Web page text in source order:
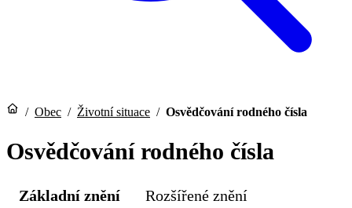
/ Obec / Životní situace / Osvědčování rodného čísla
Osvědčování rodného čísla
Základní znění Rozšířené znění